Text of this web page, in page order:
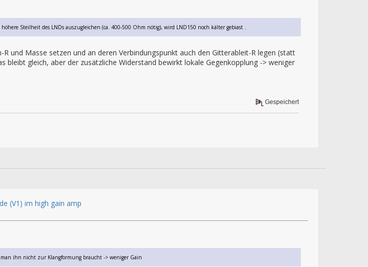
Steilheit des LNDs auszugleichen (ca. 400-500 Ohm nötig), wird LND150 noch kälter gebiast .
und Masse setzen und an deren Verbindungspunkt auch den Gitterableit-R legen (statt
bleibt gleich, aber der zusätzliche Widerstand bewirkt lokale Gegenkopplung -> weniger
Gespeichert
(V1) im high gain amp
ihn nicht zur Klangformung braucht -> weniger Gain